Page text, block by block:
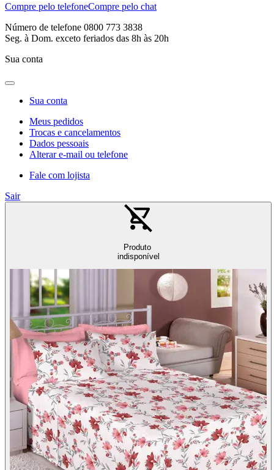
Compre pelo telefoneCompre pelo chat
Número de telefone 0800 773 3838
Seg. à Dom. exceto feriados das 8h às 20h
Sua conta
Sua conta
Meus pedidos
Trocas e cancelamentos
Dados pessoais
Alterar e-mail ou telefone
Fale com lojista
Sair
Produto
indisponível